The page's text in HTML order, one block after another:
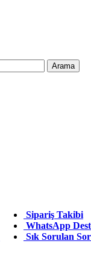
Arama
Sipariş Takibi
WhatsApp
Sık Sorulan